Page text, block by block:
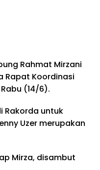
Rahmat Mirzani
Rapat Koordinasi
(14/6).
Rakorda untuk
Uzer merupakan
Mirza, disambut